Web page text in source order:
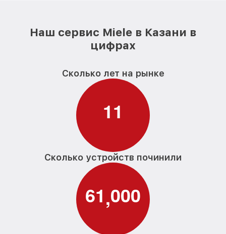
Наш сервис Miele в Казани в
цифрах
Сколько лет на рынке
11
Сколько устройств починили
61,000